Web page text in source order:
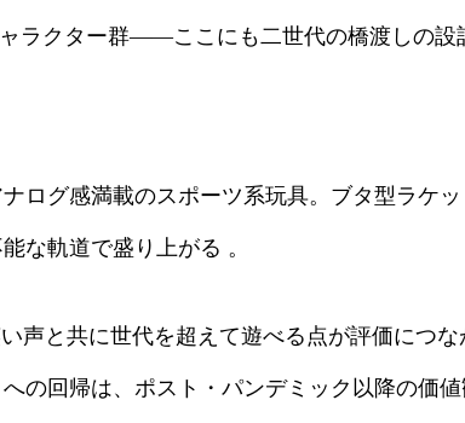
ラクター群――ここにも二世代の橋渡しの設
ログ感満載のスポーツ系玩具。ブタ型ラケ
な軌道で盛り上がる 。
声と共に世代を超えて遊べる点が評価につ
の回帰は、ポスト・パンデミック以降の価